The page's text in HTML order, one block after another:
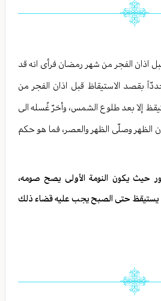
اذان الفجر من شهر رمضان فرأى انه قد
بقصد الاستيقاظ قبل اذان الفجر من
إلا بعد طلوع الشمس، وأخرّ غُسله الى
الظهر وصلّى الظهر والعصر، فما هو حكم
حيث يکون النومة الأولی يصح صومه،
يستيقظ حتی الصبح يجب عليه قضاء ذلك